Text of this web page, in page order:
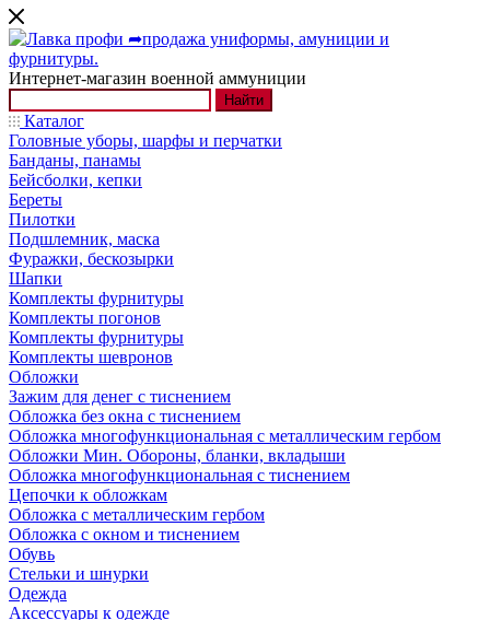
Интернет-магазин военной аммуниции
Найти
Каталог
Головные уборы, шарфы и перчатки
Банданы, панамы
Бейсболки, кепки
Береты
Пилотки
Подшлемник, маска
Фуражки, бескозырки
Шапки
Комплекты фурнитуры
Комплекты погонов
Комплекты фурнитуры
Комплекты шевронов
Обложки
Зажим для денег с тиснением
Обложка без окна с тиснением
Обложка многофункциональная с металлическим гербом
Обложки Мин. Обороны, бланки, вкладыши
Обложка многофункциональная с тиснением
Цепочки к обложкам
Обложка с металлическим гербом
Обложка с окном и тиснением
Обувь
Стельки и шнурки
Одежда
Аксессуары к одежде